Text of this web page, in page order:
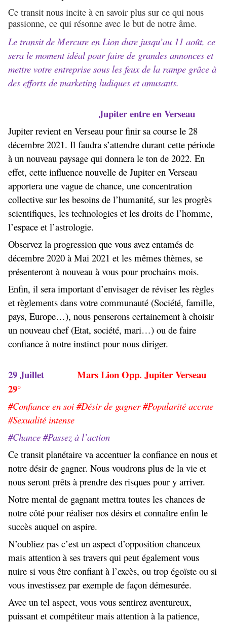
Ce transit nous incite à en savoir plus sur ce qui nous
passionne, ce qui résonne avec le but de notre âme.
Le transit de Mercure en Lion dure jusqu’au 11 août, ce
sera le moment idéal pour faire de grandes annonces et
mettre votre entreprise sous les feux de la rampe grâce à
des efforts de marketing ludiques et amusants.
Jupiter entre en Verseau
Jupiter revient en Verseau pour finir sa course le 28
décembre 2021. Il faudra s’attendre durant cette période
à un nouveau paysage qui donnera le ton de 2022. En
effet, cette influence nouvelle de Jupiter en Verseau
apportera une vague de chance, une concentration
collective sur les besoins de l’humanité, sur les progrès
scientifiques, les technologies et les droits de l’homme,
l’espace et l’astrologie.
Observez la progression que vous avez entamés de
décembre 2020 à Mai 2021 et les mêmes thèmes, se
présenteront à nouveau à vous pour prochains mois.
Enfin, il sera important d’envisager de réviser les règles
et règlements dans votre communauté (Société, famille,
pays, Europe…), nous penserons certainement à choisir
un nouveau chef (Etat, société, mari…) ou de faire
confiance à notre instinct pour nous diriger.
29 Juillet Mars Lion Opp. Jupiter Verseau
29°
#Confiance en soi #Désir de gagner #Popularité accrue
#Sexualité intense
#Chance #Passez à l’action
Ce transit planétaire va accentuer la confiance en nous et
notre désir de gagner. Nous voudrons plus de la vie et
nous seront prêts à prendre des risques pour y arriver.
Notre mental de gagnant mettra toutes les chances de
notre côté pour réaliser nos désirs et connaître enfin le
succès auquel on aspire.
N’oubliez pas c’est un aspect d’opposition chanceux
mais attention à ses travers qui peut également vous
nuire si vous être confiant à l’excès, ou trop égoïste ou si
vous investissez par exemple de façon démesurée.
Avec un tel aspect, vous vous sentirez aventureux,
puissant et compétiteur mais attention à la patience,